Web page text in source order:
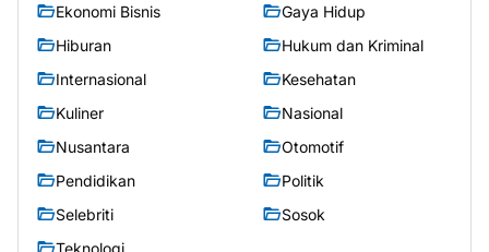
Ekonomi Bisnis
Gaya Hidup
Hiburan
Hukum dan Kriminal
Internasional
Kesehatan
Kuliner
Nasional
Nusantara
Otomotif
Pendidikan
Politik
Selebriti
Sosok
Teknologi